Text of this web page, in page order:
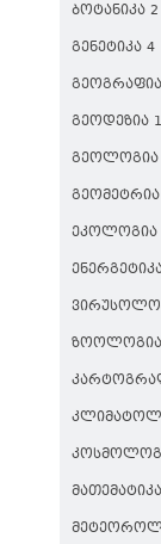
ᲑᲝᲢᲐᲜᲘᲙᲐ 2
ᲒᲔᲜᲔᲢᲘᲙᲐ 4
ᲒᲔᲝᲓᲔᲖᲘᲐ 1
ᲒᲔᲝᲚᲝᲒᲘᲐ
ᲒᲔᲝᲛᲔᲢᲠᲘᲐ
ᲔᲙᲝᲚᲝᲒᲘᲐ
ᲖᲝᲝᲚᲝᲒᲘᲐ